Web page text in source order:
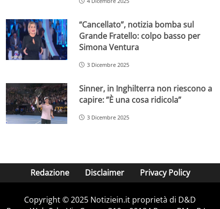
“Cancellato”, notizia bomba sul
Grande Fratello: colpo basso per
Simona Ventura
3 Dicembre 2025
Sinner, in Inghilterra non riescono a
capire: ”È una cosa ridicola”
3 Dicembre 2025
Redazione Disclaimer Privacy Policy
Copyright © 2025 Notiziein.it proprietà di D&D